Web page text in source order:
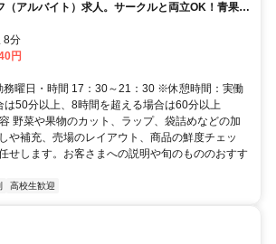
（アルバイト）求人。サークルと両立OK！青果の
8分
円
務曜日・時間 17：30～21：30 ※休憩時間：実働
は50分以上、8時間を超える場合は60分以上
野菜や果物のカット、ラップ、袋詰めなどの加
や補充、売場のレイアウト、商品の鮮度チェッ
せします。お客さまへの説明や旬のもののおすす
高校生歓迎